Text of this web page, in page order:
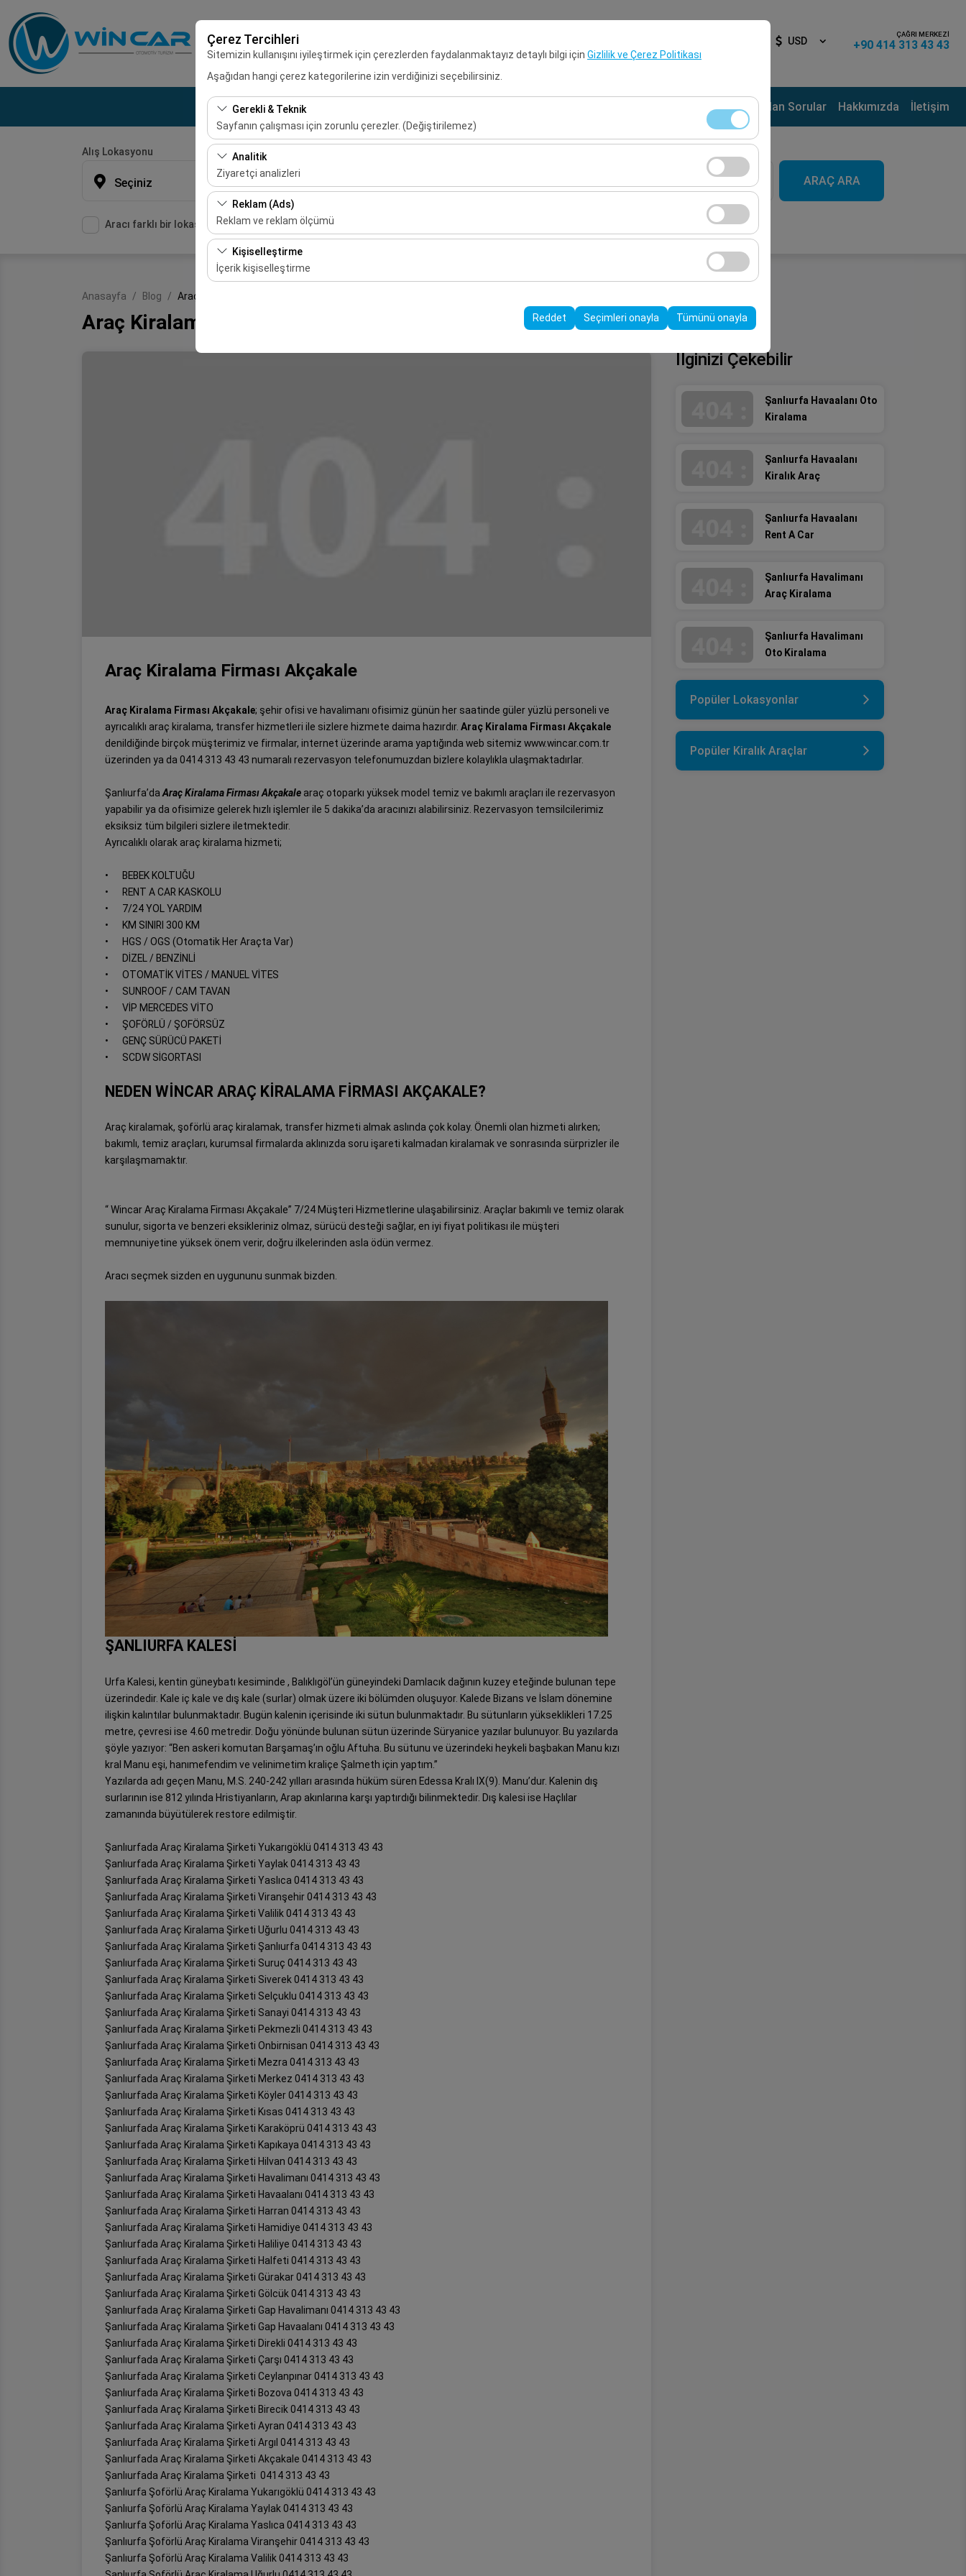
Çerez Tercihleri
Sitemizin kullanışını iyileştirmek için çerezlerden faydalanmaktayız detaylı bilgi için Gizlilik ve Çerez Politikası
Aşağıdan hangi çerez kategorilerine izin verdiğinizi seçebilirsiniz.
Gerekli & Teknik
Sayfanın çalışması için zorunlu çerezler. (Değiştirilemez)
Bu çerezler sitenin doğru şekilde çalışması, güvenlik, oturum yönetimi ve temel işlevler için gereklidir. Devre dışı
bırakılamaz.
Analitik
Ziyaretçi analizleri
Bu çerezler, sitemizin nasıl kullanıldığını (ziyaretçi sayısı, en çok ziyaret edilen sayfalar, kullanıcı davranışları) analiz
etmemizi sağlar. Bu veriler, web sitesi performansını ölçmek ve kullanıcı deneyimini sürekli iyileştirmek için kullanılır.
Reklam (Ads)
Reklam ve reklam ölçümü
Bu çerezler, size ilgi alanlarınıza uygun kişiselleştirilmiş reklamlar göstermemize ve reklam kampanyalarımızın
etkinliğini (gösterim sayısı, tıklama oranı) ölçmemize olanak tanır.
Kişiselleştirme
İçerik kişiselleştirme
deneyiminizin tutarlılığını ve sürekliliğini sağlamak amacıyla kullanılır.
Reddet Seçimleri onayla Tümünü onayla
USD
ÇAĞRI MERKEZİ
+90 414 313 43 43
Kiralama Noktaları Sık Sorulan Sorular Hakkımızda İletişim
Alış Lokasyonu
Seçiniz
Aracı farklı bir lokasyona bırakacağım
09:00 ARAÇ ARA
Anasayfa Blog Araç Kiralama Firması Akçakale
Araç Kiralama Firması Akçakale
Araç Kiralama Firması Akçakale
Araç Kiralama Firması Akçakale; şehir ofisi ve havalimanı ofisimiz günün her saatinde güler yüzlü personeli ve
ayrıcalıklı araç kiralama, transfer hizmetleri ile sizlere hizmete daima hazırdır. Araç Kiralama Firması Akçakale
denildiğinde birçok müşterimiz ve firmalar, internet üzerinde arama yaptığında web sitemiz www.wincar.com.tr
üzerinden ya da 0414 313 43 43 numaralı rezervasyon telefonumuzdan bizlere kolaylıkla ulaşmaktadırlar.
Şanlıurfa’da Araç Kiralama Firması Akçakale araç otoparkı yüksek model temiz ve bakımlı araçları ile rezervasyon
yapabilir ya da ofisimize gelerek hızlı işlemler ile 5 dakika’da aracınızı alabilirsiniz. Rezervasyon temsilcilerimiz
eksiksiz tüm bilgileri sizlere iletmektedir.
Ayrıcalıklı olarak araç kiralama hizmeti;
•
BEBEK KOLTUĞU
•
RENT A CAR KASKOLU
•
7/24 YOL YARDIM
•
KM SINIRI 300 KM
•
HGS / OGS (Otomatik Her Araçta Var)
•
DİZEL / BENZİNLİ
•
OTOMATİK VİTES / MANUEL VİTES
•
SUNROOF / CAM TAVAN
•
VİP MERCEDES VİTO
•
ŞOFÖRLÜ / ŞOFÖRSÜZ
•
GENÇ SÜRÜCÜ PAKETİ
•
SCDW SİGORTASI
NEDEN WİNCAR ARAÇ KİRALAMA FİRMASI AKÇAKALE?
Araç kiralamak, şoförlü araç kiralamak, transfer hizmeti almak aslında çok kolay. Önemli olan hizmeti alırken;
bakımlı, temiz araçları, kurumsal firmalarda aklınızda soru işareti kalmadan kiralamak ve sonrasında sürprizler ile
karşılaşmamaktır.
“ Wincar Araç Kiralama Firması Akçakale” 7/24 Müşteri Hizmetlerine ulaşabilirsiniz. Araçlar bakımlı ve temiz olarak
sunulur, sigorta ve benzeri eksikleriniz olmaz, sürücü desteği sağlar, en iyi fiyat politikası ile müşteri
memnuniyetine yüksek önem verir, doğru ilkelerinden asla ödün vermez.
Aracı seçmek sizden en uygununu sunmak bizden.
ŞANLIURFA KALESİ
Urfa Kalesi, kentin güneybatı kesiminde , Balıklıgöl’ün güneyindeki Damlacık dağının kuzey eteğinde bulunan tepe
üzerindedir. Kale iç kale ve dış kale (surlar) olmak üzere iki bölümden oluşuyor. Kalede Bizans ve İslam dönemine
ilişkin kalıntılar bulunmaktadır. Bugün kalenin içerisinde iki sütun bulunmaktadır. Bu sütunların yükseklikleri 17.25
metre, çevresi ise 4.60 metredir. Doğu yönünde bulunan sütun üzerinde Süryanice yazılar bulunuyor. Bu yazılarda
şöyle yazıyor: “Ben askeri komutan Barşamaş’ın oğlu Aftuha. Bu sütunu ve üzerindeki heykeli başbakan Manu kızı
kral Manu eşi, hanımefendim ve velinimetim kraliçe Şalmeth için yaptım.”
Yazılarda adı geçen Manu, M.S. 240-242 yılları arasında hüküm süren Edessa Kralı IX(9). Manu’dur. Kalenin dış
surlarının ise 812 yılında Hristiyanların, Arap akınlarına karşı yaptırdığı bilinmektedir. Dış kalesi ise Haçlılar
zamanında büyütülerek restore edilmiştir.
Şanlıurfada Araç Kiralama Şirketi Yukarıgöklü 0414 313 43 43
Şanlıurfada Araç Kiralama Şirketi Yaylak 0414 313 43 43
Şanlıurfada Araç Kiralama Şirketi Yaslıca 0414 313 43 43
Şanlıurfada Araç Kiralama Şirketi Viranşehir 0414 313 43 43
Şanlıurfada Araç Kiralama Şirketi Valilik 0414 313 43 43
Şanlıurfada Araç Kiralama Şirketi Uğurlu 0414 313 43 43
Şanlıurfada Araç Kiralama Şirketi Şanlıurfa 0414 313 43 43
Şanlıurfada Araç Kiralama Şirketi Suruç 0414 313 43 43
Şanlıurfada Araç Kiralama Şirketi Siverek 0414 313 43 43
Şanlıurfada Araç Kiralama Şirketi Selçuklu 0414 313 43 43
Şanlıurfada Araç Kiralama Şirketi Sanayi 0414 313 43 43
Şanlıurfada Araç Kiralama Şirketi Pekmezli 0414 313 43 43
Şanlıurfada Araç Kiralama Şirketi Onbirnisan 0414 313 43 43
Şanlıurfada Araç Kiralama Şirketi Mezra 0414 313 43 43
Şanlıurfada Araç Kiralama Şirketi Merkez 0414 313 43 43
Şanlıurfada Araç Kiralama Şirketi Köyler 0414 313 43 43
Şanlıurfada Araç Kiralama Şirketi Kısas 0414 313 43 43
Şanlıurfada Araç Kiralama Şirketi Karaköprü 0414 313 43 43
Şanlıurfada Araç Kiralama Şirketi Kapıkaya 0414 313 43 43
Şanlıurfada Araç Kiralama Şirketi Hilvan 0414 313 43 43
Şanlıurfada Araç Kiralama Şirketi Havalimanı 0414 313 43 43
Şanlıurfada Araç Kiralama Şirketi Havaalanı 0414 313 43 43
Şanlıurfada Araç Kiralama Şirketi Harran 0414 313 43 43
Şanlıurfada Araç Kiralama Şirketi Hamidiye 0414 313 43 43
Şanlıurfada Araç Kiralama Şirketi Haliliye 0414 313 43 43
Şanlıurfada Araç Kiralama Şirketi Halfeti 0414 313 43 43
Şanlıurfada Araç Kiralama Şirketi Gürakar 0414 313 43 43
Şanlıurfada Araç Kiralama Şirketi Gölcük 0414 313 43 43
Şanlıurfada Araç Kiralama Şirketi Gap Havalimanı 0414 313 43 43
Şanlıurfada Araç Kiralama Şirketi Gap Havaalanı 0414 313 43 43
Şanlıurfada Araç Kiralama Şirketi Direkli 0414 313 43 43
Şanlıurfada Araç Kiralama Şirketi Çarşı 0414 313 43 43
Şanlıurfada Araç Kiralama Şirketi Ceylanpınar 0414 313 43 43
Şanlıurfada Araç Kiralama Şirketi Bozova 0414 313 43 43
Şanlıurfada Araç Kiralama Şirketi Birecik 0414 313 43 43
Şanlıurfada Araç Kiralama Şirketi Ayran 0414 313 43 43
Şanlıurfada Araç Kiralama Şirketi Argıl 0414 313 43 43
Şanlıurfada Araç Kiralama Şirketi Akçakale 0414 313 43 43
Şanlıurfada Araç Kiralama Şirketi 0414 313 43 43
Şanlıurfa Şoförlü Araç Kiralama Yukarıgöklü 0414 313 43 43
Şanlıurfa Şoförlü Araç Kiralama Yaylak 0414 313 43 43
Şanlıurfa Şoförlü Araç Kiralama Yaslıca 0414 313 43 43
Şanlıurfa Şoförlü Araç Kiralama Viranşehir 0414 313 43 43
Şanlıurfa Şoförlü Araç Kiralama Valilik 0414 313 43 43
İlginizi Çekebilir
Şanlıurfa Havaalanı Oto
Kiralama
Şanlıurfa Havaalanı
Kiralık Araç
Şanlıurfa Havaalanı
Rent A Car
Şanlıurfa Havalimanı
Araç Kiralama
Şanlıurfa Havalimanı
Oto Kiralama
Popüler Lokasyonlar
Popüler Kiralık Araçlar